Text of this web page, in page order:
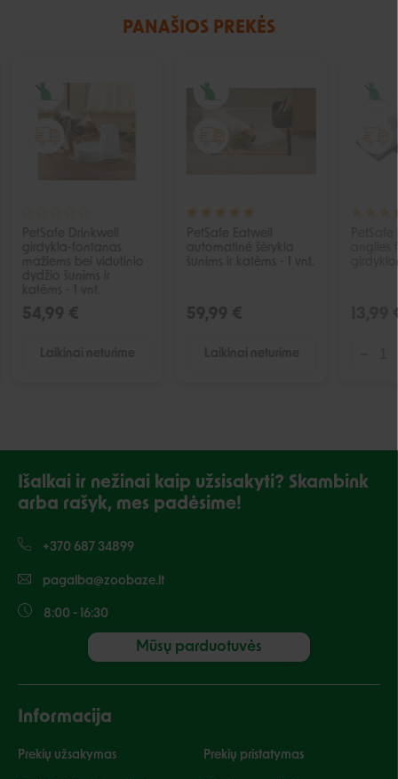
PANAŠIOS PREKĖS
13,99
Išalkai ir nežinai kaip užsisakyti? Skambink
arba rašyk, mes padėsime!
+370 687 34899
pagalba@zoobaze.lt
8:00 - 16:30
Mūsų parduotuvės
Informacija
Prekių užsakymas Prekių pristatymas